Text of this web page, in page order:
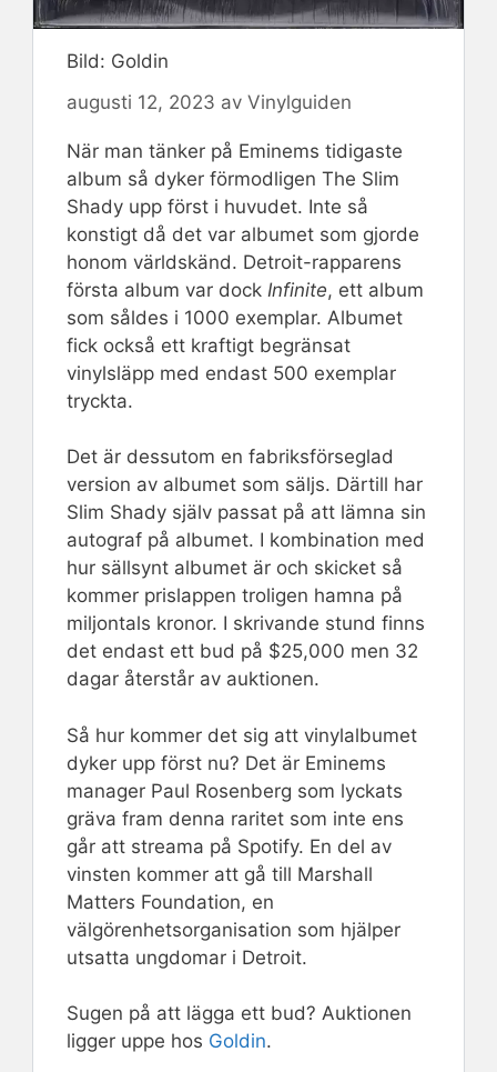
Bild: Goldin
augusti 12, 2023 av Vinylguiden
När man tänker på Eminems tidigaste
album så dyker förmodligen The Slim
Shady upp först i huvudet. Inte så
konstigt då det var albumet som gjorde
honom världskänd. Detroit-rapparens
första album var dock Infinite, ett album
som såldes i 1000 exemplar. Albumet
fick också ett kraftigt begränsat
vinylsläpp med endast 500 exemplar
tryckta.
Det är dessutom en fabriksförseglad
version av albumet som säljs. Därtill har
Slim Shady själv passat på att lämna sin
autograf på albumet. I kombination med
hur sällsynt albumet är och skicket så
kommer prislappen troligen hamna på
miljontals kronor. I skrivande stund finns
det endast ett bud på $25,000 men 32
dagar återstår av auktionen.
Så hur kommer det sig att vinylalbumet
dyker upp först nu? Det är Eminems
manager Paul Rosenberg som lyckats
gräva fram denna raritet som inte ens
går att streama på Spotify. En del av
vinsten kommer att gå till Marshall
Matters Foundation, en
välgörenhetsorganisation som hjälper
utsatta ungdomar i Detroit.
Sugen på att lägga ett bud? Auktionen
ligger uppe hos Goldin.